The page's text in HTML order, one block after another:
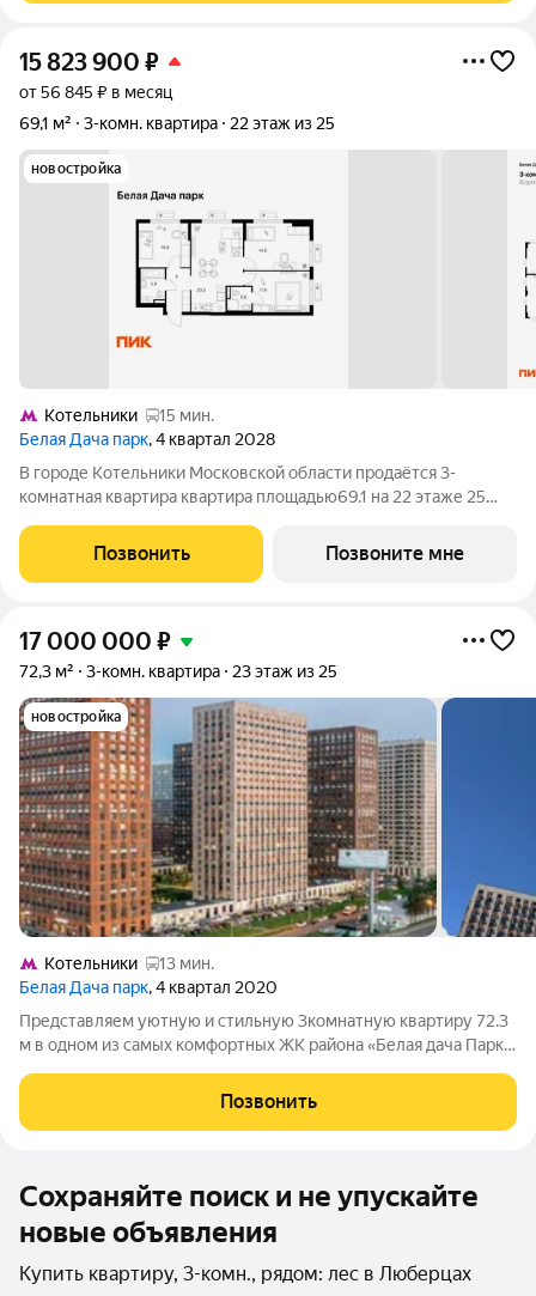
15 823 900 ₽
от 56 845 ₽ в месяц
69,1 м²
3-комн. квартира 22 этаж из 25
новостройка
Котельники
15 мин.
Белая Дача парк, 4 квартал 2028
В городе Котельники Московской области продаётся 3-
комнатная квартира квартира площадью69.1 на 22 этаже 25
Дача парк». Удобное расположение 7 минут на автомобиле до
станции метро «Котельники»
Позвонить Позвоните мне
17 000 000 ₽
72,3 м² 3-комн. квартира 23 этаж из 25
новостройка
Котельники
13 мин.
Белая Дача парк, 4 квартал 2020
Представляем уютную и стильную 3комнатную квартиру 72.3
м в одном из самых комфортных ЖК района «Белая дача Парк»,
машин: безопасные игровые и спортивные зоны, прогулочные
аллеи, клумбы и
Позвонить
Сохраняйте поиск и не упускайте
новые объявления
Купить квартиру, 3-комн., рядом: лес в Люберцах